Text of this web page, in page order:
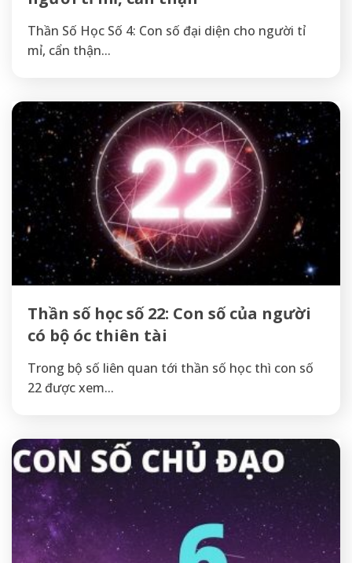
Thần Số Học Số 4: Con số đại diện cho người tỉ
mỉ, cẩn thận...
Thần số học số 22: Con số của người
có bộ óc thiên tài
Trong bộ số liên quan tới thần số học thì con số
22 được xem...